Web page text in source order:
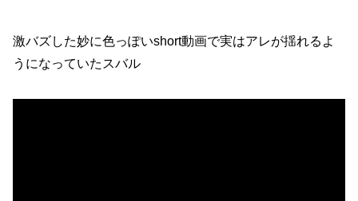
激バズした妙に色っぽいshort動画で実はアレが揺れるよ
うになっていたスバル